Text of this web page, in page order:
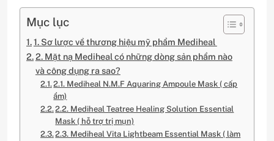
Mục lục
1. Sơ lược về thương hiệu mỹ phẩm Mediheal
2. Mặt nạ Mediheal có những dòng sản phẩm nào
và công dụng ra sao?
2.1. Mediheal N.M.F Aquaring Ampoule Mask ( cấp
ẩm)
2.2. Mediheal Teatree Healing Solution Essential
Mask ( hỗ trợ trị mụn)
2.3. Mediheal Vita Lightbeam Essential Mask ( làm